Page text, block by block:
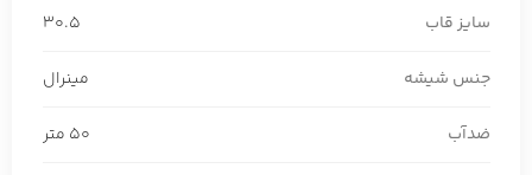
سایز قاب 30.5
جنس شیشه مینرال
ضدآب 50 متر